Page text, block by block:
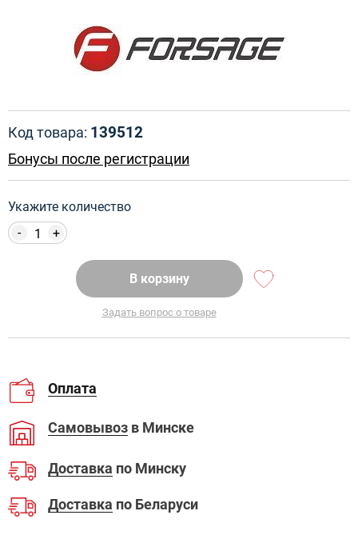
Код товара: 139512
Бонусы после регистрации
Укажите количество
+
-
В корзину
Задать вопрос о товаре
Оплата
Самовывоз в Минске
Доставка по Минску
Доставка по Беларуси